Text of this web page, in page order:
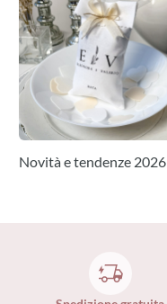
Novità e tendenze 2026